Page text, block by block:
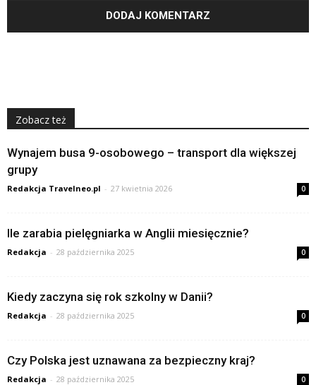
Zobacz też
Wynajem busa 9-osobowego – transport dla większej
grupy
Redakcja Travelneo.pl - 27 kwietnia 2026 0
Ile zarabia pielęgniarka w Anglii miesięcznie?
Redakcja - 28 października 2025 0
Kiedy zaczyna się rok szkolny w Danii?
Redakcja - 28 października 2025 0
Czy Polska jest uznawana za bezpieczny kraj?
Redakcja - 28 października 2025 0